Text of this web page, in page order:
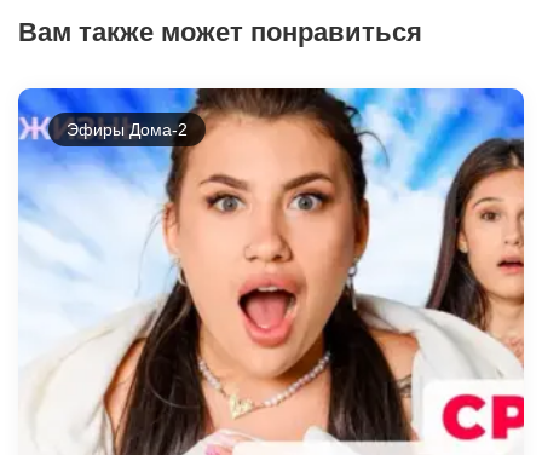
Вам также может понравиться
Эфиры Дома-2